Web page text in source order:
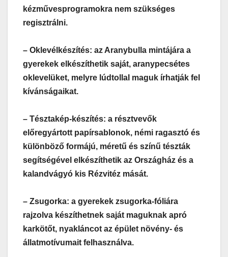
kézművesprogramokra nem szükséges
regisztrálni.
– Oklevélkészítés: az Aranybulla mintájára a
gyerekek elkészíthetik saját, aranypecsétes
oklevelüket, melyre lúdtollal maguk írhatják fel
kívánságaikat.
– Tésztakép-készítés: a résztvevők
előregyártott papírsablonok, némi ragasztó és
különböző formájú, méretű és színű tészták
segítségével elkészíthetik az Országház és a
kalandvágyó kis Rézvitéz mását.
– Zsugorka: a gyerekek zsugorka-fóliára
rajzolva készíthetnek saját maguknak apró
karkötőt, nyakláncot az épület növény- és
állatmotívumait felhasználva.